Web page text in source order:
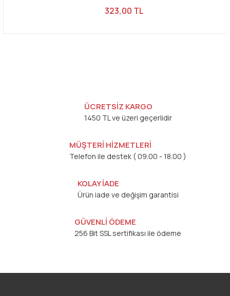
323,00 TL
ÜCRETSİZ KARGO
1450 TL ve üzeri geçerlidir
MÜŞTERİ HİZMETLERİ
Telefon ile destek ( 09.00 - 18.00 )
KOLAY İADE
Ürün iade ve değişim garantisi
GÜVENLİ ÖDEME
256 Bit SSL sertifikası ile ödeme